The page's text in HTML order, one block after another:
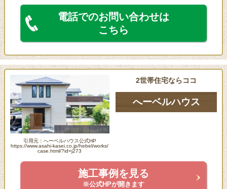
電話でのお問い合わせは
こちら
2世帯住宅ならココ
へーベルハウス
引用元：へーベルハウス公式HP
https://www.asahi-kasei.co.jp/hebel/works/
case.html/?id=j273
施工事例を見る
※公式HPが開きます